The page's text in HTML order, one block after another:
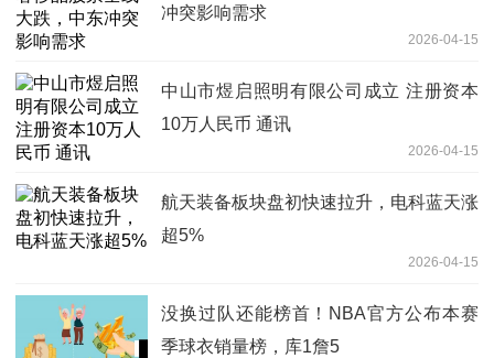
冲突影响需求
2026-04-15
中山市煜启照明有限公司成立 注册资本
10万人民币 通讯
2026-04-15
航天装备板块盘初快速拉升，电科蓝天涨
超5%
2026-04-15
没换过队还能榜首！NBA官方公布本赛
季球衣销量榜，库1詹5